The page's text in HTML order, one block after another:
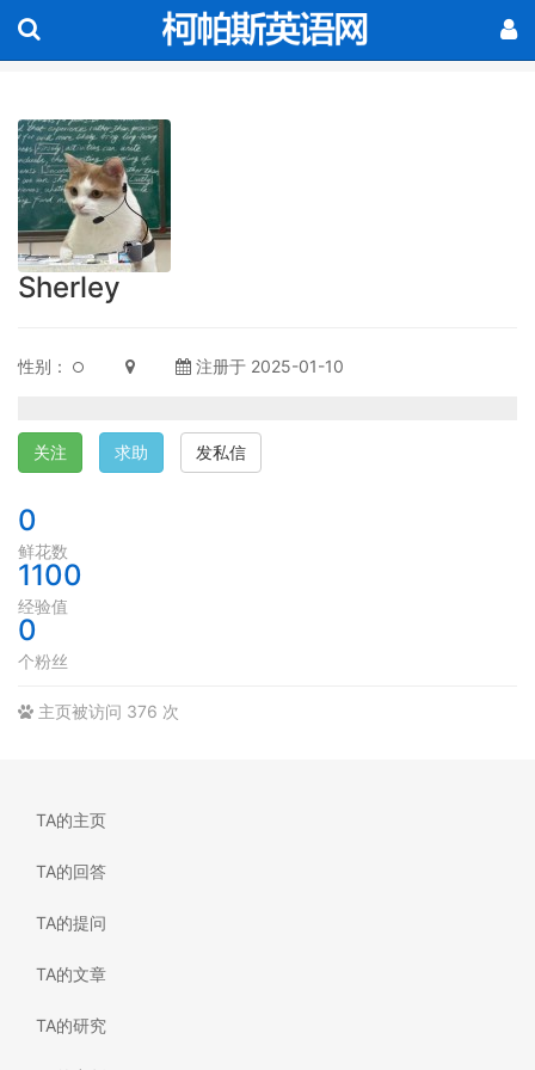
Sherley
性别： 注册于 2025-01-10
关注 求助 发私信
0
鲜花数
1100
经验值
0
个粉丝
主页被访问 376 次
TA的主页
TA的回答
TA的提问
TA的文章
TA的研究